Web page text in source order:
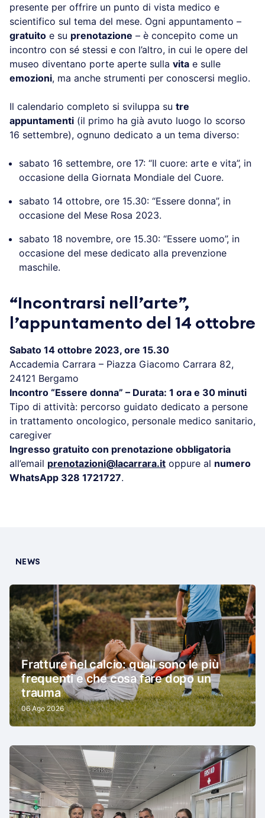
presente per offrire un punto di vista medico e
scientifico sul tema del mese. Ogni appuntamento –
gratuito e su prenotazione – è concepito come un
incontro con sé stessi e con l’altro, in cui le opere del
museo diventano porte aperte sulla vita e sulle
emozioni, ma anche strumenti per conoscersi meglio.
Il calendario completo si sviluppa su tre
appuntamenti (il primo ha già avuto luogo lo scorso
16 settembre), ognuno dedicato a un tema diverso:
sabato 16 settembre, ore 17: “Il cuore: arte e vita”, in
occasione della Giornata Mondiale del Cuore.
sabato 14 ottobre, ore 15.30: “Essere donna”, in
occasione del Mese Rosa 2023.
sabato 18 novembre, ore 15.30: “Essere uomo”, in
occasione del mese dedicato alla prevenzione
maschile.
“Incontrarsi nell’arte”,
l’appuntamento del 14 ottobre
Sabato 14 ottobre 2023, ore 15.30
Accademia Carrara – Piazza Giacomo Carrara 82,
24121 Bergamo
Incontro “Essere donna” – Durata: 1 ora e 30 minuti
Tipo di attività: percorso guidato dedicato a persone
in trattamento oncologico, personale medico sanitario,
caregiver
Ingresso gratuito con prenotazione obbligatoria
all’email prenotazioni@lacarrara.it oppure al numero
WhatsApp 328 1721727.
NEWS
Fratture nel calcio: quali sono le più
frequenti e che cosa fare dopo un
trauma
06 Ago 2026